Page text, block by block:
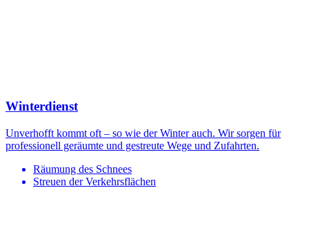
Winterdienst
Unverhofft kommt oft – so wie der Winter auch. Wir sorgen für
professionell geräumte und gestreute Wege und Zufahrten.
Räumung des Schnees
Streuen der Verkehrsflächen